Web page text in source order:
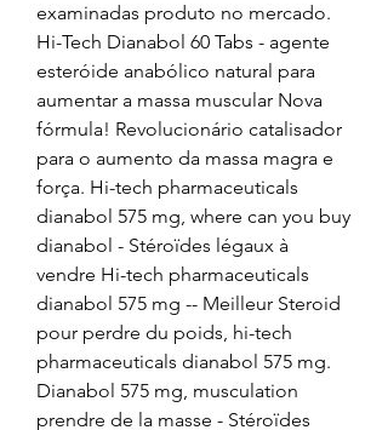
examinadas produto no mercado.
Hi-Tech Dianabol 60 Tabs - agente
esteróide anabólico natural para
aumentar a massa muscular Nova
fórmula! Revolucionário catalisador
para o aumento da massa magra e
força. Hi-tech pharmaceuticals
dianabol 575 mg, where can you buy
dianabol - Stéroïdes légaux à
vendre Hi-tech pharmaceuticals
dianabol 575 mg -- Meilleur Steroid
pour perdre du poids, hi-tech
pharmaceuticals dianabol 575 mg.
Dianabol 575 mg, musculation
prendre de la masse - Stéroïdes